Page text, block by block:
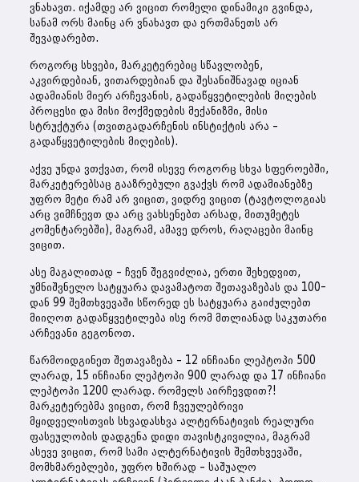
ვნახავთ. იქამდე არ ვიცით რომელი დინამიკი გვინდა,
სანამ ორს მაინც არ ვნახავთ და ერთმანეთს არ
შევადარებთ.
როგორც სხვები, მარკეტერებიც სწავლობენ,
აკვირდებიან, ვითარდებიან და შესანიშნავად იციან
ადამიანის მიერ არჩევანის, გადაწყვეტილების მიღების
პროცესი და მისი მოქმედების მექანიზმი, მისი
სტრუქტურა (თვითგადარჩენის ინსტიქტის არა –
გადაწყვეტილების მიღების).
აქვე უნდა ვთქვათ, რომ ისევე როგორც სხვა სფეროებში,
მარკეტერებსაც გააზრებული გვაქვს რომ ადამიანებზე
უფრო მეტი რამ არ ვიცით, ვიდრე ვიცით (ტავტოლოგიას
არც ვიმჩნევთ და არც ვახსენებთ არსად, მითუმეტეს
კომენტარებში), მაგრამ, ამავე დროს, რაღაცები მაინც
ვიცით.
ასე მაგალითად – ჩვენ შეგვიძლია, ერთი შეხედვით,
უმნიშვნელო სატყუარა დავამატოთ შეთავაზებას და 100-
დან 99 შემთხვევაში სწორედ ეს სატყუარა გაიძულებთ
მიიღოთ გადაწყვეტილება ისე რომ მთლიანად საკუთარი
არჩევანი გეგონოთ.
წარმოიდგინეთ შეთავაზება – 12 ინჩიანი ლეპტოპი 500
ლარად, 15 ინჩიანი ლეპტოპი 900 ლარად და 17 ინჩიანი
ლეპტოპი 1200 ლარად. რომელს აირჩევდით?!
მარკეტერებმა ვიცით, რომ ჩვეულებრივი
მყიდველისთვის სხვადასხვა ალტერნატივის რეალური
ფასეულობის დადგენა დიდი თავისტკივილია, მაგრამ
ასევე ვიცით, რომ სამი ალტერნატივის შემთხვევაში,
მომხმარებლები, უფრო ხშირად – საშუალო